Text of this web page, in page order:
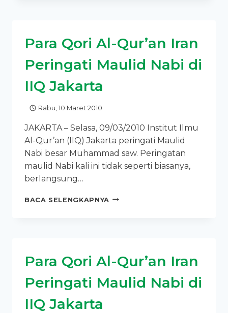
IIQ
JAKARTA
Para Qori Al-Qur’an Iran
Peringati Maulid Nabi di
IIQ Jakarta
Rabu, 10 Maret 2010
JAKARTA – Selasa, 09/03/2010 Institut Ilmu
Al-Qur’an (IIQ) Jakarta peringati Maulid
Nabi besar Muhammad saw. Peringatan
maulid Nabi kali ini tidak seperti biasanya,
berlangsung…
BACA SELENGKAPNYA PARA
MAULID
NABI
DI
IIQ
Para Qori Al-Qur’an Iran
Peringati Maulid Nabi di
IIQ Jakarta